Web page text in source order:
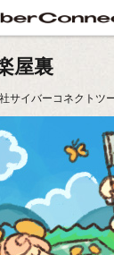
屋裏
サイバーコネクトツ